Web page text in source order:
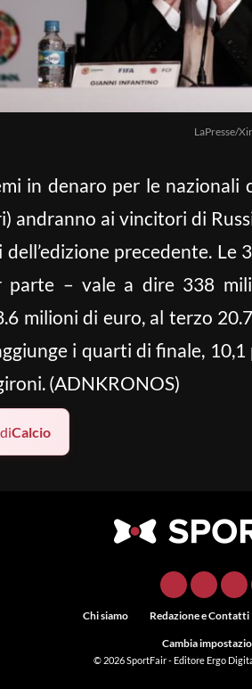
LaPresse/
in denaro per le
andranno ai vincitori di
precedente.
parte – vale a dire 338
milioni di euro, al terzo
i quarti di finale,
(ADNKRONOS)
Calcio
Chi siamo Redazione e Contatti
Cambia
© 2026SportFair- Editore Ergo